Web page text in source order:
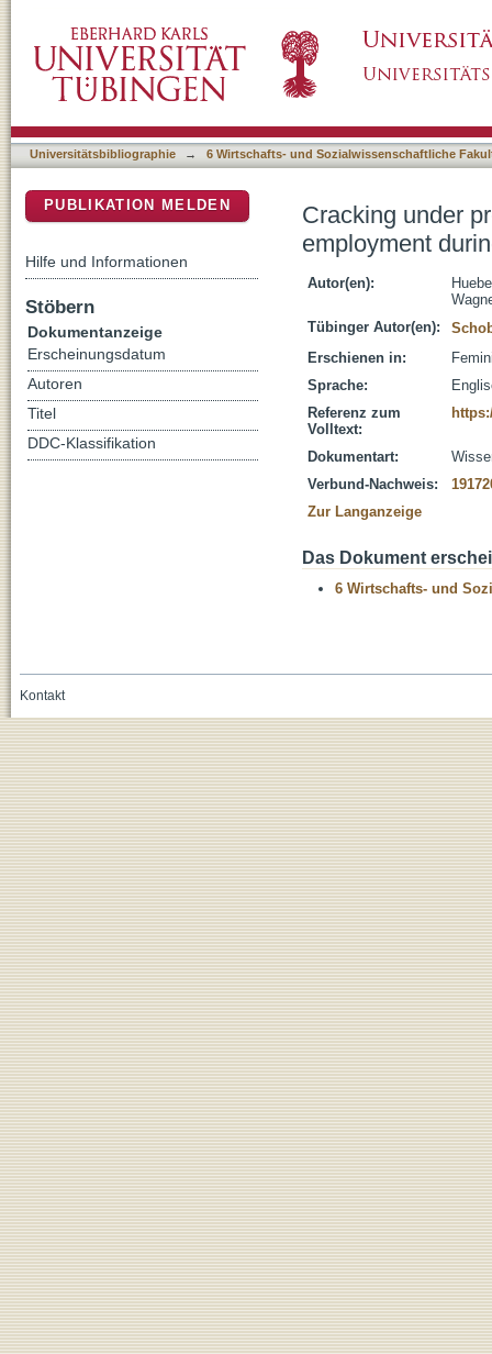
germany
Universitätsbibliographie → 6 Wirtschafts- und Sozialwissenschaftliche
Cracking under
employment
Autor(en):
Tübinger Autor(en):
Erschienen in:
Sprache:
Referenz zum
Volltext:
Dokumentart:
Verbund-Nachweis:
Zur Langanzeige
Das Dokument
6 Wirtschafts- und
PUBLIKATION MELDEN
Hilfe und Informationen
Stöbern
Dokumentanzeige
Erscheinungsdatum
Autoren
Titel
DDC-Klassifikation
Kontakt